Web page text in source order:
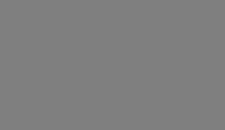
écoute
sur-mesure et repartez